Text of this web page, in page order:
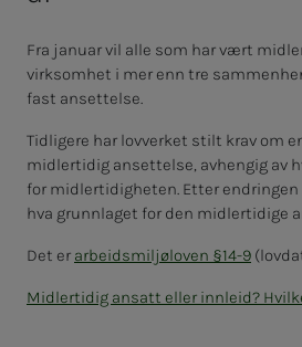
Fra januar vil alle som har vært
virksomhet i mer enn tre
fast ansettelse.
Tidligere har lovverket stilt krav om
midlertidig ansettelse, avhengig av
for midlertidigheten. Etter
hva grunnlaget for den midlertidige
Det er arbeidsmiljøloven §14-9
Midlertidig ansatt eller innleid?